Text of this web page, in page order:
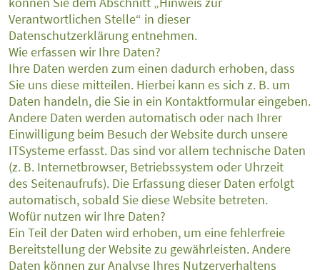
Verantwortlichen Stelle“ in dieser
Datenschutzerklärung entnehmen.
Wie erfassen wir Ihre Daten?
Ihre Daten werden zum einen dadurch erhoben, dass
Sie uns diese mitteilen. Hierbei kann es sich z. B. um
Daten handeln, die Sie in ein Kontaktformular eingeben.
Andere Daten werden automatisch oder nach Ihrer
Einwilligung beim Besuch der Website durch unsere
ITSysteme erfasst. Das sind vor allem technische Daten
(z. B. Internetbrowser, Betriebssystem oder Uhrzeit
des Seitenaufrufs). Die Erfassung dieser Daten erfolgt
automatisch, sobald Sie diese Website betreten.
Wofür nutzen wir Ihre Daten?
Ein Teil der Daten wird erhoben, um eine fehlerfreie
Bereitstellung der Website zu gewährleisten. Andere
Daten können zur Analyse Ihres Nutzerverhaltens